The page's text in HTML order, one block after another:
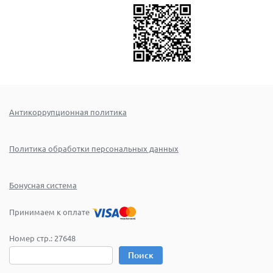
Антикоррупционная политика
Политика обработки персональных данных
Бонусная система
Принимаем к оплате
Номер стр.: 27648
Поиск